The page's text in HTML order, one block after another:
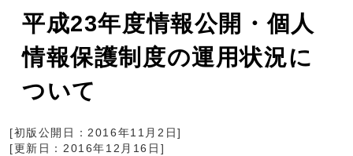
平成23年度情報公開・個人
情報保護制度の運用状況に
ついて
[初版公開日：2016年11月2日]
[更新日： 2016年12月16日 ]